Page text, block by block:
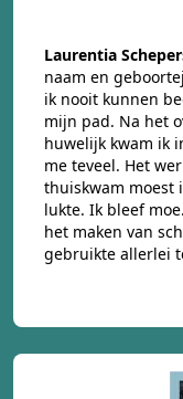
Laurentia
naam en
ik nooit kunnen
mijn pad. Na het
huwelijk kwam ik
me teveel. Het
thuiskwam moest
lukte. Ik bleef
het maken van
gebruikte allerlei